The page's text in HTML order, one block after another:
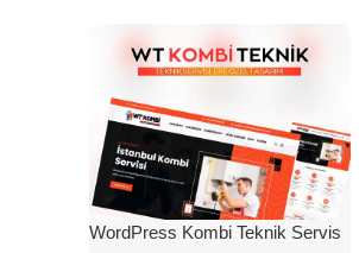
WordPress Kombi Teknik Servis